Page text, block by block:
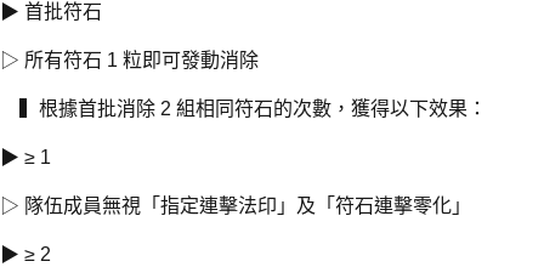
▶ 首批符石
▷ 所有符石 1 粒即可發動消除
▍根據首批消除 2 組相同符石的次數，獲得以下效果：
▶ ≥ 1
▷ 隊伍成員無視「指定連擊法印」及「符石連擊零化」
▶ ≥ 2